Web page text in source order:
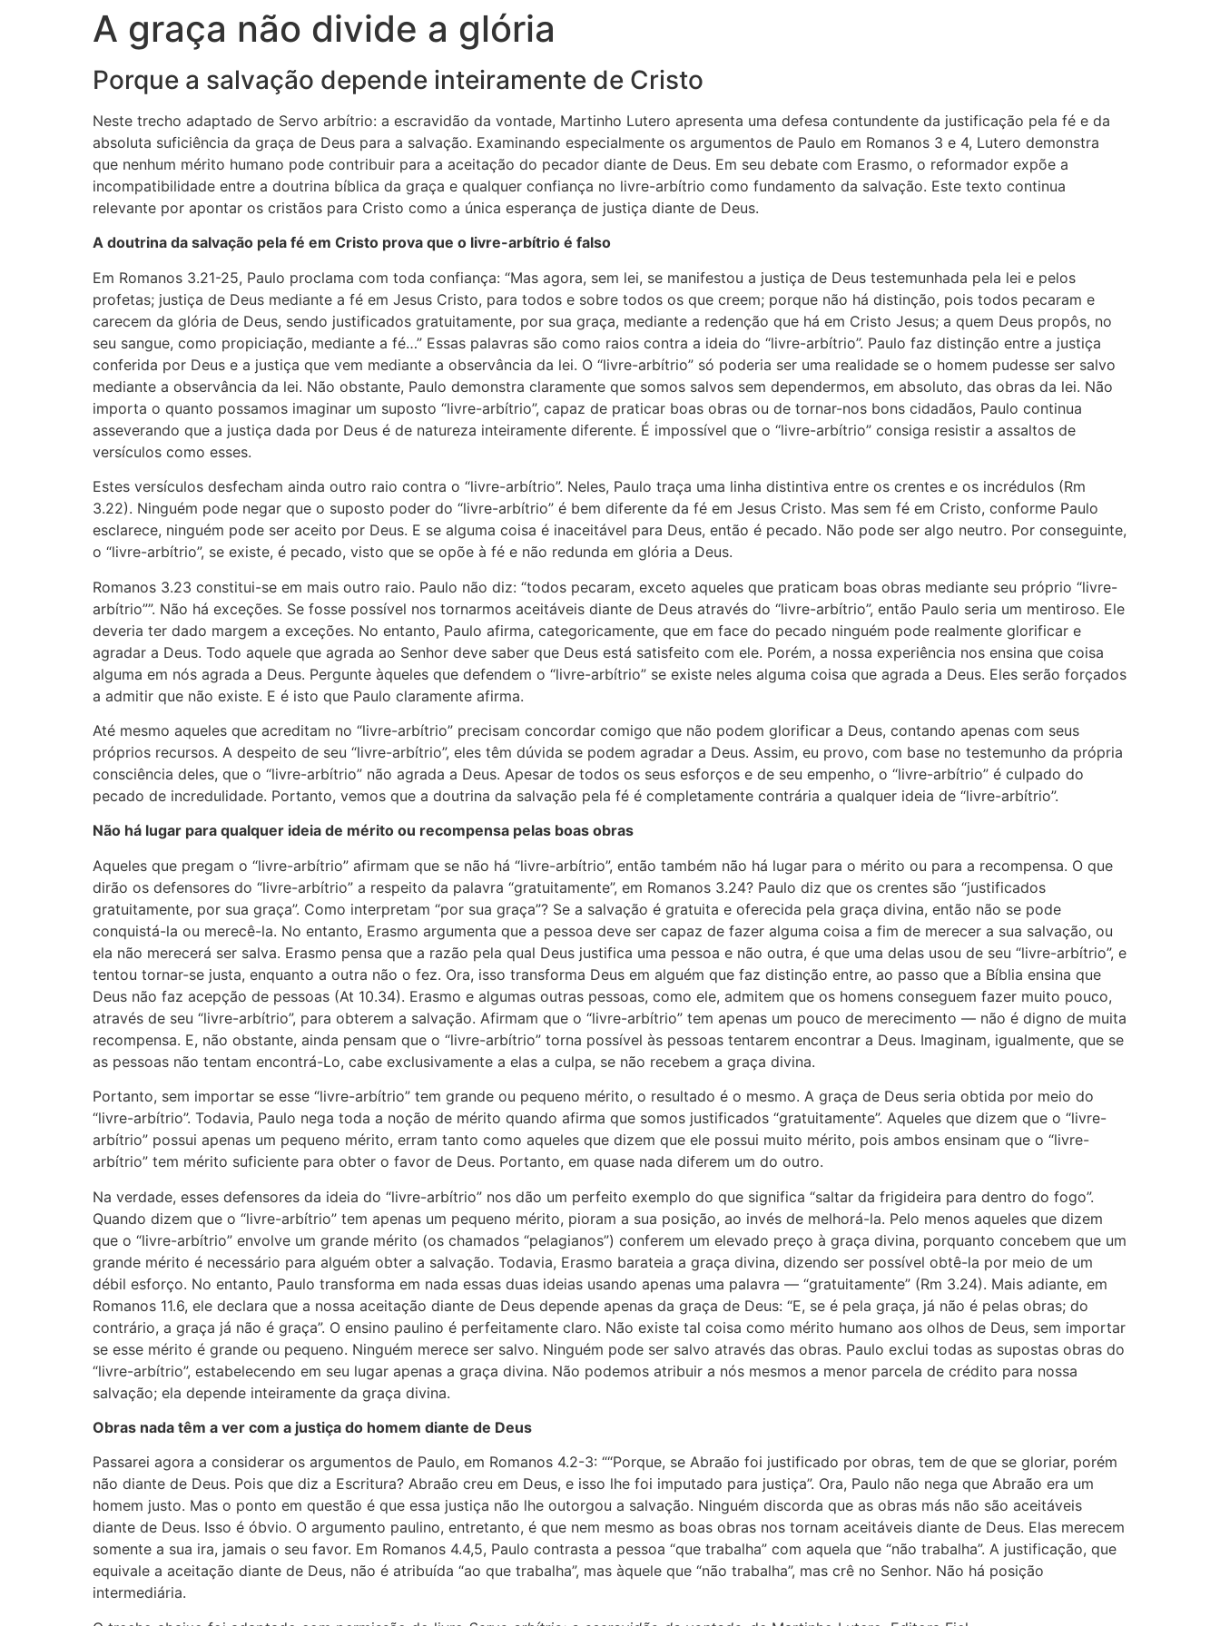
A graça não divide a glória
Porque a salvação depende inteiramente de Cristo
Neste trecho adaptado de Servo arbítrio: a escravidão da vontade, Martinho Lutero apresenta uma defesa contundente da justificação pela fé e da
absoluta suficiência da graça de Deus para a salvação. Examinando especialmente os argumentos de Paulo em Romanos 3 e 4, Lutero demonstra
que nenhum mérito humano pode contribuir para a aceitação do pecador diante de Deus. Em seu debate com Erasmo, o reformador expõe a
incompatibilidade entre a doutrina bíblica da graça e qualquer confiança no livre-arbítrio como fundamento da salvação. Este texto continua
relevante por apontar os cristãos para Cristo como a única esperança de justiça diante de Deus.
A doutrina da salvação pela fé em Cristo prova que o livre-arbítrio é falso
Em Romanos 3.21-25, Paulo proclama com toda confiança: “Mas agora, sem lei, se manifestou a justiça de Deus testemunhada pela lei e pelos
profetas; justiça de Deus mediante a fé em Jesus Cristo, para todos e sobre todos os que creem; porque não há distinção, pois todos pecaram e
carecem da glória de Deus, sendo justificados gratuitamente, por sua graça, mediante a redenção que há em Cristo Jesus; a quem Deus propôs, no
seu sangue, como propiciação, mediante a fé…” Essas palavras são como raios contra a ideia do “livre-arbítrio”. Paulo faz distinção entre a justiça
conferida por Deus e a justiça que vem mediante a observância da lei. O “livre-arbítrio” só poderia ser uma realidade se o homem pudesse ser salvo
mediante a observância da lei. Não obstante, Paulo demonstra claramente que somos salvos sem dependermos, em absoluto, das obras da lei. Não
importa o quanto possamos imaginar um suposto “livre-arbítrio”, capaz de praticar boas obras ou de tornar-nos bons cidadãos, Paulo continua
asseverando que a justiça dada por Deus é de natureza inteiramente diferente. É impossível que o “livre-arbítrio” consiga resistir a assaltos de
versículos como esses.
Estes versículos desfecham ainda outro raio contra o “livre-arbítrio”. Neles, Paulo traça uma linha distintiva entre os crentes e os incrédulos (Rm
3.22). Ninguém pode negar que o suposto poder do “livre-arbítrio” é bem diferente da fé em Jesus Cristo. Mas sem fé em Cristo, conforme Paulo
esclarece, ninguém pode ser aceito por Deus. E se alguma coisa é inaceitável para Deus, então é pecado. Não pode ser algo neutro. Por conseguinte,
o “livre-arbítrio”, se existe, é pecado, visto que se opõe à fé e não redunda em glória a Deus.
Romanos 3.23 constitui-se em mais outro raio. Paulo não diz: “todos pecaram, exceto aqueles que praticam boas obras mediante seu próprio “livre-
arbítrio””. Não há exceções. Se fosse possível nos tornarmos aceitáveis diante de Deus através do “livre-arbítrio”, então Paulo seria um mentiroso. Ele
deveria ter dado margem a exceções. No entanto, Paulo afirma, categoricamente, que em face do pecado ninguém pode realmente glorificar e
agradar a Deus. Todo aquele que agrada ao Senhor deve saber que Deus está satisfeito com ele. Porém, a nossa experiência nos ensina que coisa
alguma em nós agrada a Deus. Pergunte àqueles que defendem o “livre-arbítrio” se existe neles alguma coisa que agrada a Deus. Eles serão forçados
a admitir que não existe. E é isto que Paulo claramente afirma.
Até mesmo aqueles que acreditam no “livre-arbítrio” precisam concordar comigo que não podem glorificar a Deus, contando apenas com seus
próprios recursos. A despeito de seu “livre-arbítrio”, eles têm dúvida se podem agradar a Deus. Assim, eu provo, com base no testemunho da própria
consciência deles, que o “livre-arbítrio” não agrada a Deus. Apesar de todos os seus esforços e de seu empenho, o “livre-arbítrio” é culpado do
pecado de incredulidade. Portanto, vemos que a doutrina da salvação pela fé é completamente contrária a qualquer ideia de “livre-arbítrio”.
Não há lugar para qualquer ideia de mérito ou recompensa pelas boas obras
Aqueles que pregam o “livre-arbítrio” afirmam que se não há “livre-arbítrio”, então também não há lugar para o mérito ou para a recompensa. O que
dirão os defensores do “livre-arbítrio” a respeito da palavra “gratuitamente”, em Romanos 3.24? Paulo diz que os crentes são “justificados
gratuitamente, por sua graça”. Como interpretam “por sua graça”? Se a salvação é gratuita e oferecida pela graça divina, então não se pode
conquistá-la ou merecê-la. No entanto, Erasmo argumenta que a pessoa deve ser capaz de fazer alguma coisa a fim de merecer a sua salvação, ou
ela não merecerá ser salva. Erasmo pensa que a razão pela qual Deus justifica uma pessoa e não outra, é que uma delas usou de seu “livre-arbítrio”, e
tentou tornar-se justa, enquanto a outra não o fez. Ora, isso transforma Deus em alguém que faz distinção entre, ao passo que a Bíblia ensina que
Deus não faz acepção de pessoas (At 10.34). Erasmo e algumas outras pessoas, como ele, admitem que os homens conseguem fazer muito pouco,
através de seu “livre-arbítrio”, para obterem a salvação. Afirmam que o “livre-arbítrio” tem apenas um pouco de merecimento — não é digno de muita
recompensa. E, não obstante, ainda pensam que o “livre-arbítrio” torna possível às pessoas tentarem encontrar a Deus. Imaginam, igualmente, que se
as pessoas não tentam encontrá-Lo, cabe exclusivamente a elas a culpa, se não recebem a graça divina.
Portanto, sem importar se esse “livre-arbítrio” tem grande ou pequeno mérito, o resultado é o mesmo. A graça de Deus seria obtida por meio do
“livre-arbítrio”. Todavia, Paulo nega toda a noção de mérito quando afirma que somos justificados “gratuitamente”. Aqueles que dizem que o “livre-
arbítrio” possui apenas um pequeno mérito, erram tanto como aqueles que dizem que ele possui muito mérito, pois ambos ensinam que o “livre-
arbítrio” tem mérito suficiente para obter o favor de Deus. Portanto, em quase nada diferem um do outro.
Na verdade, esses defensores da ideia do “livre-arbítrio” nos dão um perfeito exemplo do que significa “saltar da frigideira para dentro do fogo”.
Quando dizem que o “livre-arbítrio” tem apenas um pequeno mérito, pioram a sua posição, ao invés de melhorá-la. Pelo menos aqueles que dizem
que o “livre-arbítrio” envolve um grande mérito (os chamados “pelagianos”) conferem um elevado preço à graça divina, porquanto concebem que um
grande mérito é necessário para alguém obter a salvação. Todavia, Erasmo barateia a graça divina, dizendo ser possível obtê-la por meio de um
débil esforço. No entanto, Paulo transforma em nada essas duas ideias usando apenas uma palavra — “gratuitamente” (Rm 3.24). Mais adiante, em
Romanos 11.6, ele declara que a nossa aceitação diante de Deus depende apenas da graça de Deus: “E, se é pela graça, já não é pelas obras; do
contrário, a graça já não é graça”. O ensino paulino é perfeitamente claro. Não existe tal coisa como mérito humano aos olhos de Deus, sem importar
se esse mérito é grande ou pequeno. Ninguém merece ser salvo. Ninguém pode ser salvo através das obras. Paulo exclui todas as supostas obras do
“livre-arbítrio”, estabelecendo em seu lugar apenas a graça divina. Não podemos atribuir a nós mesmos a menor parcela de crédito para nossa
salvação; ela depende inteiramente da graça divina.
Obras nada têm a ver com a justiça do homem diante de Deus
Passarei agora a considerar os argumentos de Paulo, em Romanos 4.2-3: ““Porque, se Abraão foi justificado por obras, tem de que se gloriar, porém
não diante de Deus. Pois que diz a Escritura? Abraão creu em Deus, e isso lhe foi imputado para justiça”. Ora, Paulo não nega que Abraão era um
homem justo. Mas o ponto em questão é que essa justiça não lhe outorgou a salvação. Ninguém discorda que as obras más não são aceitáveis
diante de Deus. Isso é óbvio. O argumento paulino, entretanto, é que nem mesmo as boas obras nos tornam aceitáveis diante de Deus. Elas merecem
somente a sua ira, jamais o seu favor. Em Romanos 4.4,5, Paulo contrasta a pessoa “que trabalha” com aquela que “não trabalha”. A justificação, que
equivale a aceitação diante de Deus, não é atribuída “ao que trabalha”, mas àquele que “não trabalha”, mas crê no Senhor. Não há posição
intermediária.